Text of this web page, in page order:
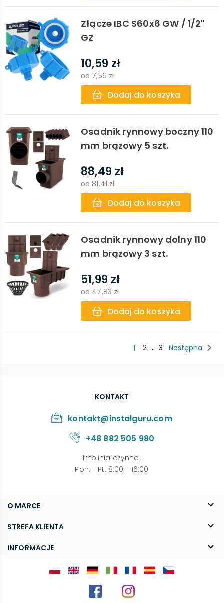
Złącze IBC S60x6 GW / 1/2"
GZ
10,59 zł
od 7,59 zł
Dodaj do koszyka
Osadnik rynnowy boczny 110
mm brązowy 5 szt.
88,49 zł
od81,41 zł
Dodaj do koszyka
Osadnik rynnowy dolny 110
mm brązowy 3 szt.
51,99 zł
od 47,83 zł
Dodaj do koszyka
1 2 ... 3 Następna
O MARCE
O nas
Blog
STREFA KLIENTA
FAQ
INFORMACJE
KONTAKT
kontakt@instalguru.com
+48 882 505 980
Infolinia czynna:
Pon. - Pt. 8:00 - 16:00